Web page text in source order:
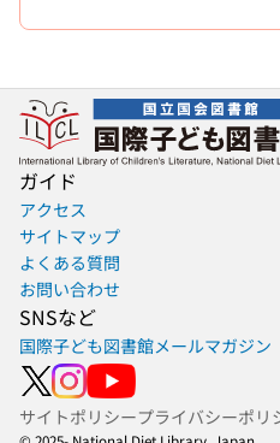
ガイド
アクセス
サイトマップ
よくある質問
お問い合わせ
SNSなど
国際子ども図書館メールマガジン
サイトポリシープライバシーポリ